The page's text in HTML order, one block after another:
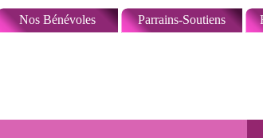
le menu
Nos Bénévoles Parrains-Soutiens